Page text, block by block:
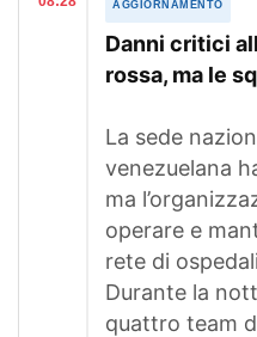
AGGIORNAMENTO
Danni critici
rossa, ma le
La sede
venezuelana
ma
operare e
rete di
Durante la
quattro team